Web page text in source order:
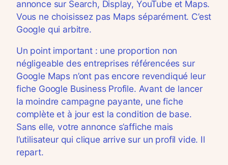
annonce sur Search, Display, YouTube et Maps.
Vous ne choisissez pas Maps séparément. C’est
Google qui arbitre.
Un point important : une proportion non
négligeable des entreprises référencées sur
Google Maps n’ont pas encore revendiqué leur
fiche Google Business Profile. Avant de lancer
la moindre campagne payante, une fiche
complète et à jour est la condition de base.
Sans elle, votre annonce s’affiche mais
l’utilisateur qui clique arrive sur un profil vide. Il
repart.